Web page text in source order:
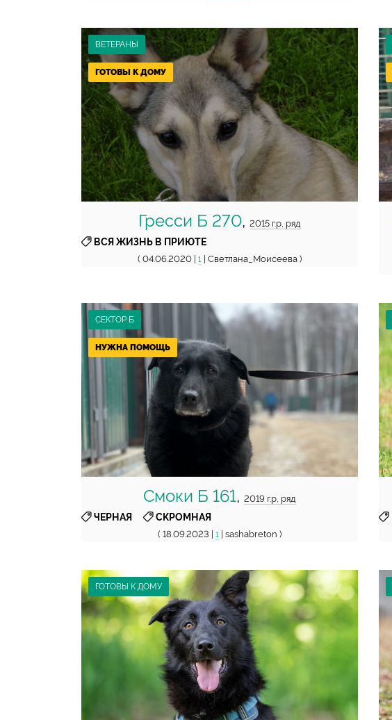
ВЕТЕРАНЫ
Гресси Б 270, 2015 г.р, ряд
ВСЯ ЖИЗНЬ В ПРИЮТЕ
( 04.06.2020 | 1 | Светлана_Моисеева )
ГОТОВЫ К ДОМУ
СЕКТОР Б
Смоки Б 161, 2019 г.р, ряд
ЧЕРНАЯ
СКРОМНАЯ
( 18.09.2023 | 1 | sashabreton )
НУЖНА ПОМОЩЬ
ГОТОВЫ К ДОМУ